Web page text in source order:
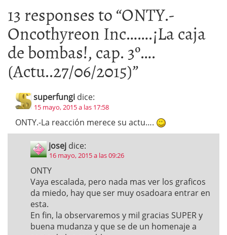
13 responses to “ONTY.-
Oncothyreon Inc…….¡La caja
de bombas!, cap. 3º….
(Actu..27/06/2015)”
superfungi dice:
15 mayo, 2015 a las 17:58
ONTY.-La reacción merece su actu….
josej dice:
16 mayo, 2015 a las 09:26
ONTY
Vaya escalada, pero nada mas ver los graficos
da miedo, hay que ser muy osadoara entrar en
esta.
En fin, la observaremos y mil gracias SUPER y
buena mudanza y que se de un homenaje a